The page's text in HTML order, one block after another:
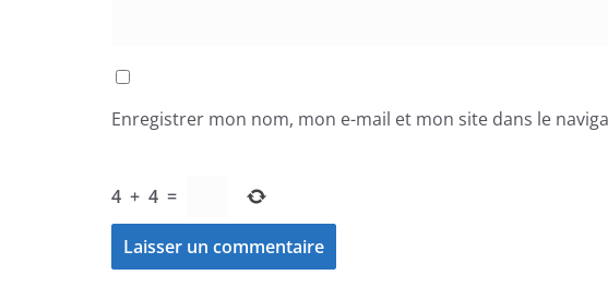
Enregistrer mon nom, mon e-mail et mon site dans le
4 + 4 =